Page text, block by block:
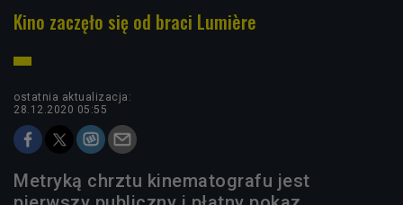
Kino zaczęło się od braci Lumière
ostatnia aktualizacja:
28.12.2020 05:55
Metryką chrztu kinematografu jest